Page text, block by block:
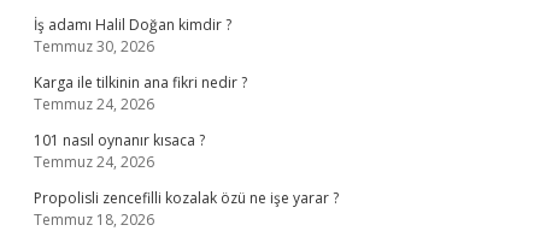
İş adamı Halil Doğan kimdir ?
Temmuz 30, 2026
Karga ile tilkinin ana fikri nedir ?
Temmuz 24, 2026
101 nasıl oynanır kısaca ?
Temmuz 24, 2026
Propolisli zencefilli kozalak özü ne işe yarar ?
Temmuz 18, 2026